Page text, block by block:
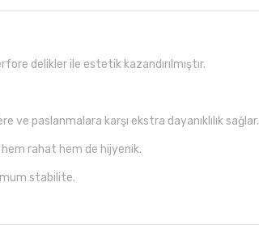
delikler ile estetik kazandırılmıştır.
paslanmalara karşı ekstra dayanıklılık sağlar.
rahat hem de hijyenik.
stabilite.